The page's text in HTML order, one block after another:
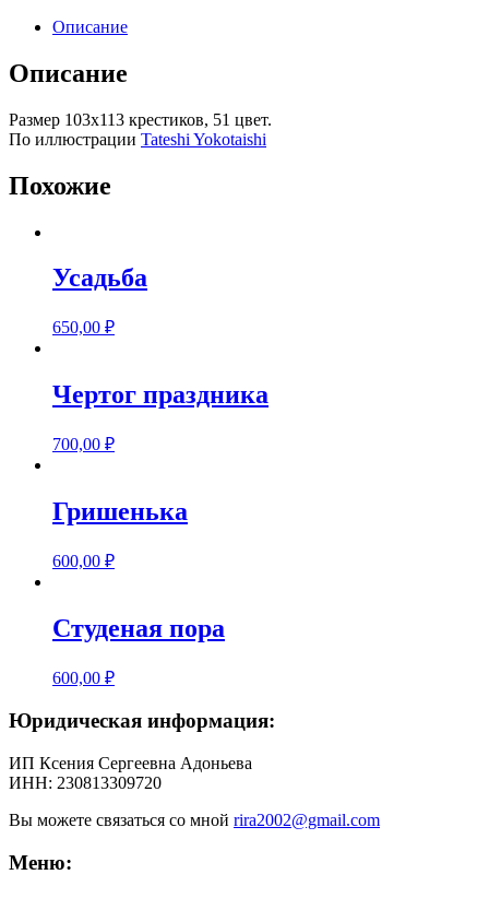
Описание
Описание
Размер 103х113 крестиков, 51 цвет.
По иллюстрации Tateshi Yokotaishi
Похожие
Усадьба
650,00 ₽
Чертог праздника
700,00 ₽
Гришенька
600,00 ₽
Студеная пора
600,00 ₽
Юридическая информация:
ИП Ксения Сергеевна Адоньева
ИНН: 230813309720
Вы можете связаться со мной rira2002@gmail.com
Меню: